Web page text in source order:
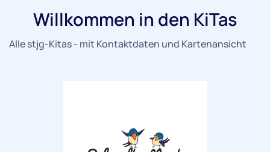
Willkommen in den KiTas
Alle stjg-Kitas - mit Kontaktdaten und Kartenansicht